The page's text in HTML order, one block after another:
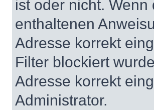
ist oder nicht.
enthaltenen
Adresse korrekt
Filter blockiert
Adresse korrekt
Administrator.